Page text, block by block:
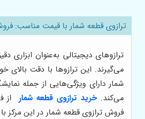
ترازوی قطعه شمار با قیمت مناسب:
ترازوهای دیجیتالی به‌عنوان ابزاری
می‌گیرند. این ترازوها با دقت
شمار دارای ویژگی‌هایی از جمله
می‌کند. خرید ترازوی قطعه شمار
از
فروش ترازوی قطعه شمار در این مرکز